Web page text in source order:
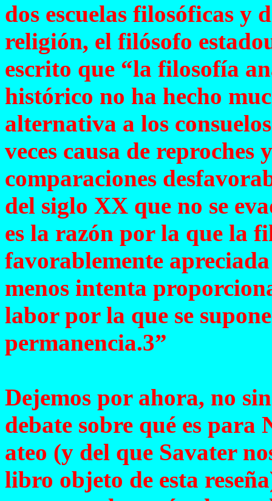
dos escuelas filosóficas y
religión, el filósofo
escrito que “la filosofía
histórico no ha hecho
alternativa a los
veces causa de reproches
comparaciones
del siglo XX que no se
es la razón por la que la
favorablemente
menos intenta
labor por la que se
permanencia.3”
Dejemos por ahora, no
debate sobre qué es para
ateo (y del que Savater
libro objeto de esta